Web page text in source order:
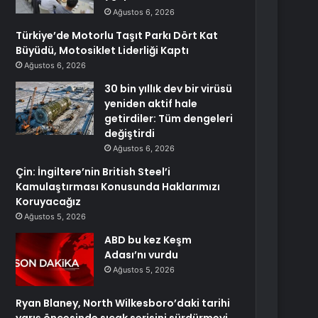
Ağustos 6, 2026
Türkiye’de Motorlu Taşıt Parkı Dört Kat
Büyüdü, Motosiklet Liderliği Kaptı
Ağustos 6, 2026
30 bin yıllık dev bir virüsü
yeniden aktif hale
getirdiler: Tüm dengeleri
değiştirdi
Ağustos 6, 2026
Çin: İngiltere’nin British Steel’i
Kamulaştırması Konusunda Haklarımızı
Koruyacağız
Ağustos 5, 2026
ABD bu kez Keşm
Adası’nı vurdu
Ağustos 5, 2026
Ryan Blaney, North Wilkesboro’daki tarihi